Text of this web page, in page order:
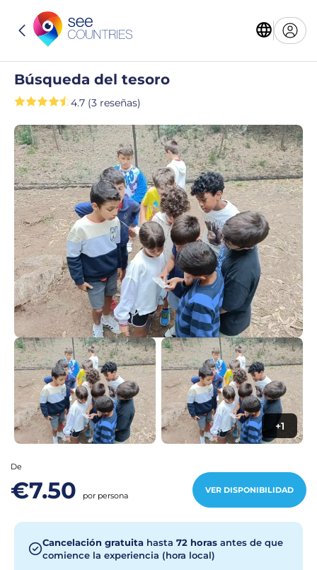
Búsqueda del tesoro
4.7 (3 reseñas)
+1
De
€7.50 por persona
VER DISPONIBILIDAD
Cancelación gratuita hasta 72 horas antes de que
comience la experiencia (hora local)